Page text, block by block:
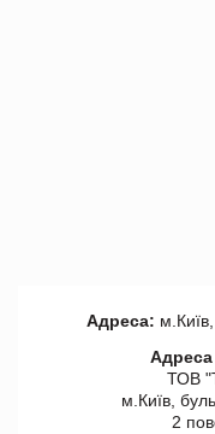
Адреса:
Адреса
ТОВ
м.Київ,
2